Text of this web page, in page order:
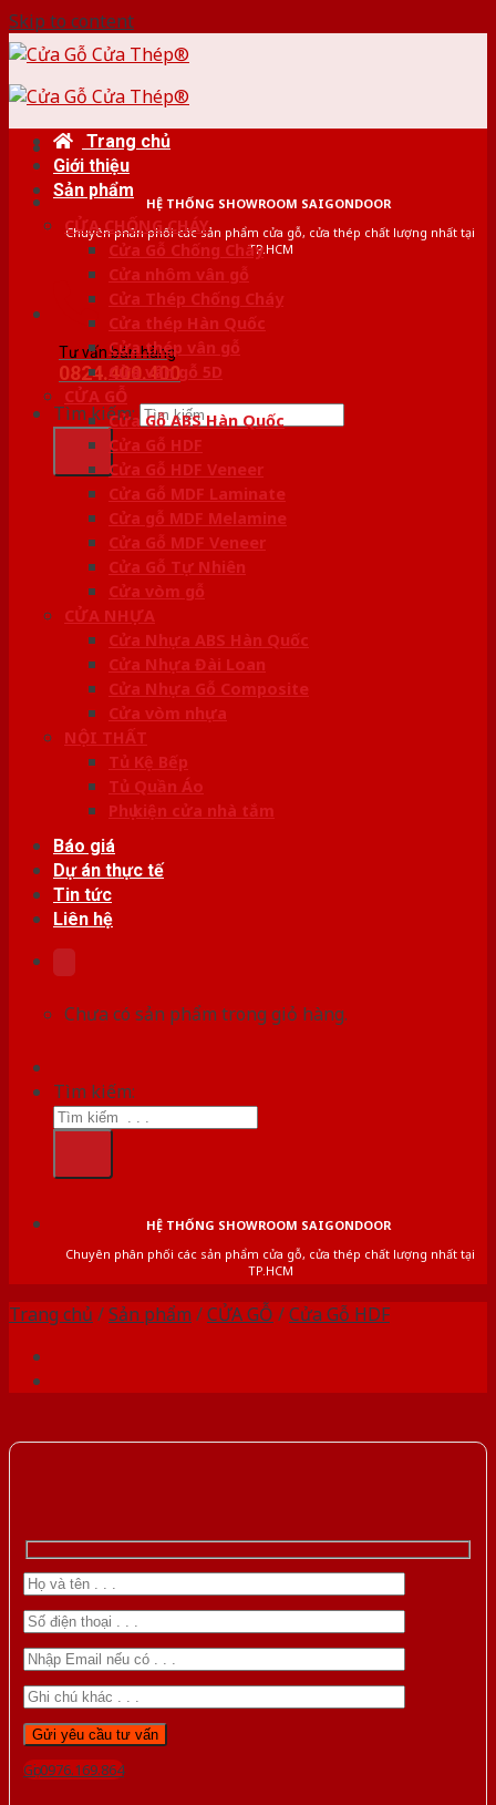
Skip to content
HỆ THỐNG SHOWROOM SAIGONDOOR
Chuyên phân phối các sản phẩm cửa gỗ, cửa thép chất lượng nhất tại
TP.HCM
Tư vấn bán hàng
0824.400.400
Tìm kiếm:
Trang chủ
Giới thiệu
Sản phẩm
CỬA CHỐNG CHÁY
Cửa Gỗ Chống Cháy
Cửa nhôm vân gỗ
Cửa Thép Chống Cháy
Cửa thép Hàn Quốc
Cửa thép vân gỗ
Cửa vân gỗ 5D
CỬA GỖ
Cửa Gỗ ABS Hàn Quốc
Cửa Gỗ HDF
Cửa Gỗ HDF Veneer
Cửa Gỗ MDF Laminate
Cửa gỗ MDF Melamine
Cửa Gỗ MDF Veneer
Cửa Gỗ Tự Nhiên
Cửa vòm gỗ
CỬA NHỰA
Cửa Nhựa ABS Hàn Quốc
Cửa Nhựa Đài Loan
Cửa Nhựa Gỗ Composite
Cửa vòm nhựa
NỘI THẤT
Tủ Kệ Bếp
Tủ Quần Áo
Phụ kiện cửa nhà tắm
Báo giá
Dự án thực tế
Tin tức
Liên hệ
Chưa có sản phẩm trong giỏ hàng.
Tìm kiếm:
HỆ THỐNG SHOWROOM SAIGONDOOR
Chuyên phân phối các sản phẩm cửa gỗ, cửa thép chất lượng nhất tại
TP.HCM
Trang chủ /Sản phẩm /CỬA GỖ /Cửa Gỗ HDF
Gọi 0976.169.864